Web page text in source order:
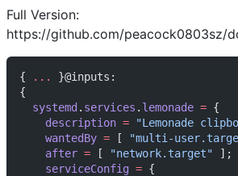
Full Version:
https://github.com/peacock0803sz/
{ ... }@inputs:
{
  systemd
. services . lemonade = {
    description
= "Lemonade
    wantedBy
= [ "multi-
    after
= [ "network.target" ];
    serviceConfig
= {